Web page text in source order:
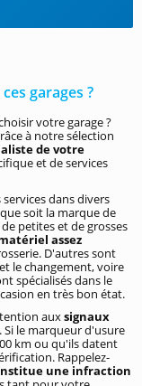
garages ?
votre garage ?
à notre sélection
de votre
et de services
dans divers
soit la marque de
petites et de grosses
assez
D'autres sont
le changement, voire
spécialisés dans le
en très bon état.
auxsignaux
le marqueur d'usure
km ou qu'ils datent
Rappelez-
une infraction